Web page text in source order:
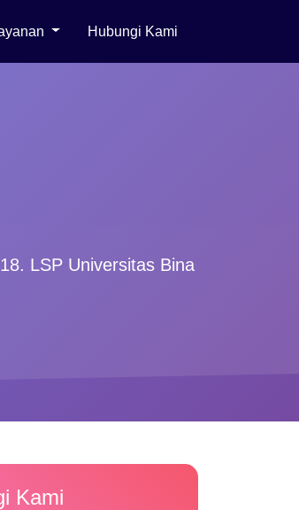
Hubungi Kami
LSP Universitas Bina
Kami